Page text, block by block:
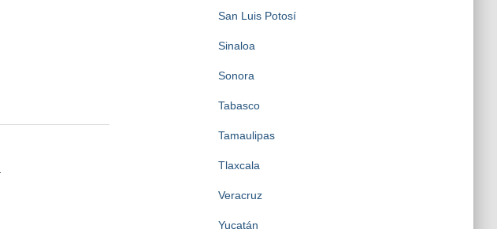
San Luis Potosí
Sinaloa
Sonora
Tabasco
Tamaulipas
Tlaxcala
Veracruz
Yucatán